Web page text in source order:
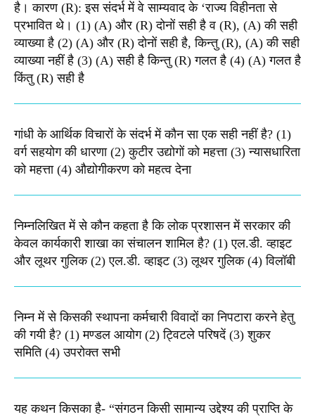
है। कारण (R): इस संदर्भ में वे साम्यवाद के ‘राज्य विहीनता से
प्रभावित थे। (1) (A) और (R) दोनों सही है व (R), (A) की सही
व्याख्या है (2) (A) और (R) दोनों सही है, किन्तु (R), (A) की सही
व्याख्या नहीं है (3) (A) सही है किन्तु (R) गलत है (4) (A) गलत है
किंतु (R) सही है
गांधी के आर्थिक विचारों के संदर्भ में कौन सा एक सही नहीं है? (1)
वर्ग सहयोग की धारणा (2) कुटीर उद्योगों को महत्ता (3) न्यासधारिता
को महत्ता (4) औद्योगीकरण को महत्व देना
निम्नलिखित में से कौन कहता है कि लोक प्रशासन में सरकार की
केवल कार्यकारी शाखा का संचालन शामिल है? (1) एल.डी. व्हाइट
और लूथर गुलिक (2) एल.डी. व्हाइट (3) लूथर गुलिक (4) विलॉबी
निम्न में से किसकी स्थापना कर्मचारी विवादों का निपटारा करने हेतु
की गयी है? (1) मण्डल आयोग (2) ट्विटले परिषदें (3) शुकर
समिति (4) उपरोक्त सभी
यह कथन किसका है- “संगठन किसी सामान्य उद्देश्य की प्राप्ति के